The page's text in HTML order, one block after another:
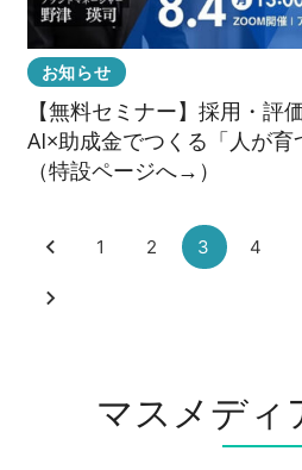
お知らせ
【無料セミナー】採用・評
AI×助成金でつくる「人が
（特設ページへ→）
1 2 3 4
マスメディ